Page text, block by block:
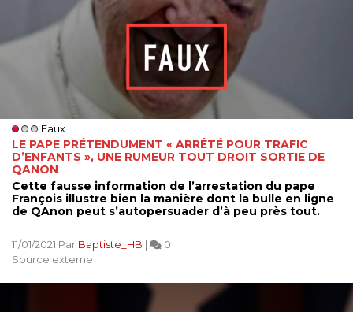
Faux
LE PAPE PRÉTENDUMENT « ARRÊTÉ POUR TRAFIC
D’ENFANTS », UNE RUMEUR TOUT DROIT SORTIE DE
QANON
Cette fausse information de l’arrestation du pape
François illustre bien la manière dont la bulle en ligne
de QAnon peut s’autopersuader d’à peu près tout.
11/01/2021 Par Baptiste_HB |
0
Source externe